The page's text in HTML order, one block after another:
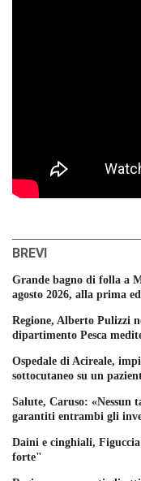
BREVI
Grande bagno di folla a
agosto 2026, alla prima
Regione, Alberto Pulizzi
dipartimento Pesca
Ospedale di Acireale,
sottocutaneo su un
Salute, Caruso: «Nessun
garantiti entrambi gli
Daini e cinghiali,
forte"